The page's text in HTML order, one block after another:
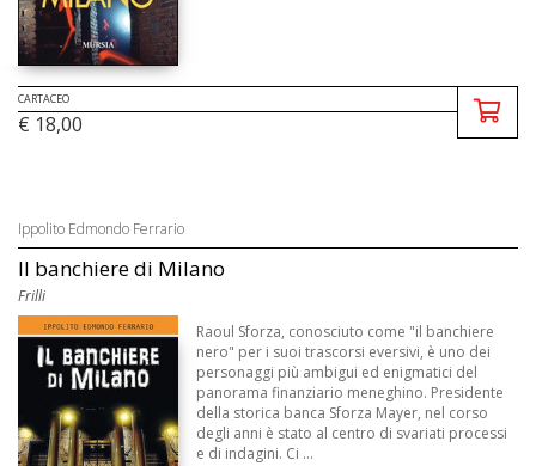
CARTACEO
€ 18,00
Ippolito Edmondo Ferrario
Il banchiere di Milano
Frilli
Raoul Sforza, conosciuto come "il banchiere
nero" per i suoi trascorsi eversivi, è uno dei
personaggi più ambigui ed enigmatici del
panorama finanziario meneghino. Presidente
della storica banca Sforza Mayer, nel corso
degli anni è stato al centro di svariati processi
e di indagini. Ci ...